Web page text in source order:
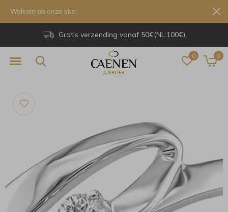
0 0
Gratis verzending vanaf 50€(NL:100€)
Welkom op onze site!